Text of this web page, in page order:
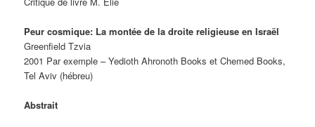
Peur cosmique: La montée de la droite religieuse en Israël
Greenfield Tzvia
2001 Par exemple – Yedioth Ahronoth Books et Chemed Books,
Tel Aviv (hébreu)
Abstrait